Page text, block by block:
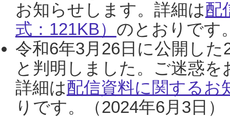
お知らせします。詳細は配
式：121KB） のとおりです
令和6年3月26日に公開し
と判明しました。ご迷惑
詳細は配信資料に関するお
りです。（2024年6月3日）